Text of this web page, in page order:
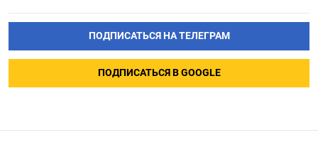
ПОДПИСАТЬСЯ НА ТЕЛЕГРАМ
ПОДПИСАТЬСЯ В GOOGLE